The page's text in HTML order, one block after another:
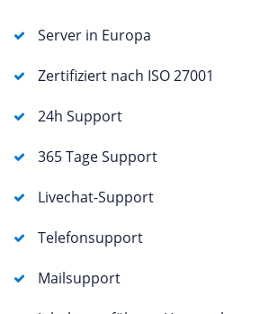
Server in Europa
Zertifiziert nach ISO 27001
24h Support
365 Tage Support
Livechat-Support
Telefonsupport
Mailsupport